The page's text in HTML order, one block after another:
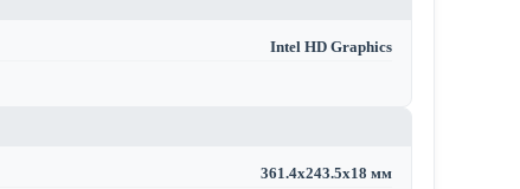
Intel HD Graphics
361.4x243.5x18 мм